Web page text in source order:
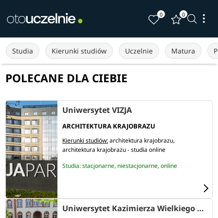
0 0
Studia Kierunki studiów Uczelnie Matura
POLECANE DLA CIEBIE
Uniwersytet VIZJA
ARCHITEKTURA KRAJOBRAZU
Kierunki studiów:architektura krajobrazu
architektura krajobrazu - studia online
Studia: stacjonarne, niestacjonarne, online
Uniwersytet Kazimierza Wielkiego w Bydgoszczy